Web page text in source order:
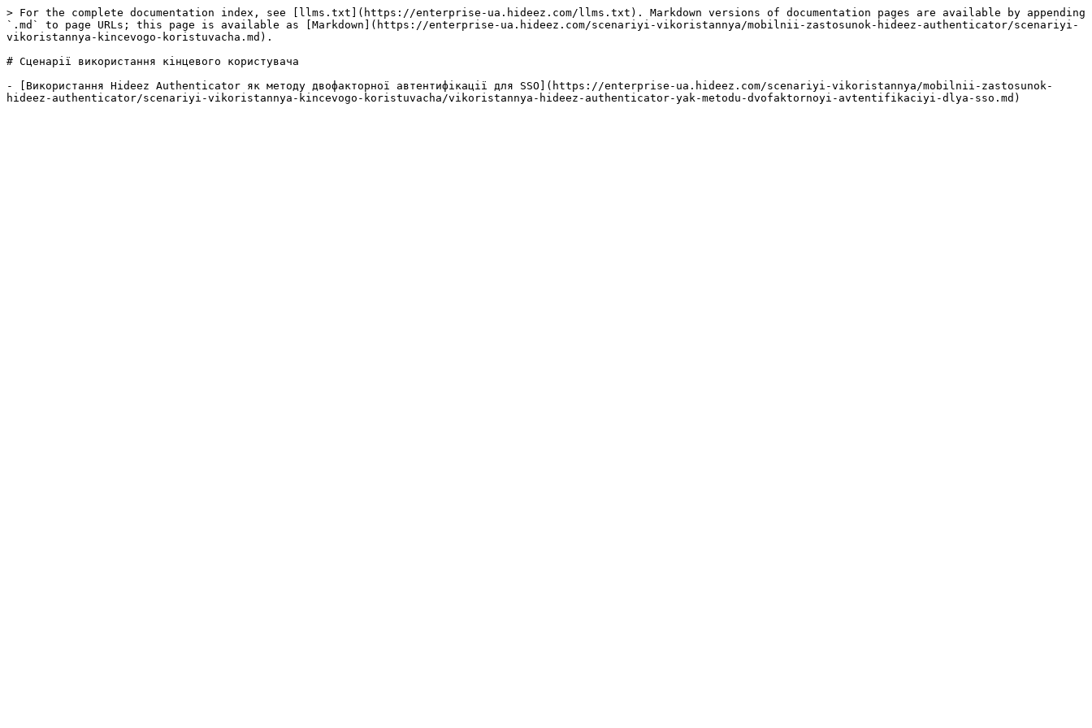
> For the complete documentation index, see [llms.txt](https://enterprise-ua.hideez.com/llms.txt). Markdown versions of documentation pages are available by appending
`.md` to page URLs; this page is available as [Markdown](https://enterprise-ua.hideez.com/scenariyi-vikoristannya/mobilnii-zastosunok-hideez-authenticator/scenariyi-
vikoristannya-kincevogo-koristuvacha.md).
# Сценарії використання кінцевого користувача
- [Використання Hideez Authenticator як методу двофакторної автентифікації для SSO](https://enterprise-ua.hideez.com/scenariyi-vikoristannya/mobilnii-zastosunok-